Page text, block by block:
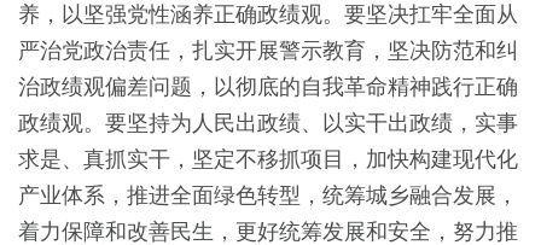
养，以坚强党性涵养正确政绩观。要坚决扛牢全面从
严治党政治责任，扎实开展警示教育，坚决防范和纠
治政绩观偏差问题，以彻底的自我革命精神践行正确
政绩观。要坚持为人民出政绩、以实干出政绩，实事
求是、真抓实干，坚定不移抓项目，加快构建现代化
产业体系，推进全面绿色转型，统筹城乡融合发展，
着力保障和改善民生，更好统筹发展和安全，努力推